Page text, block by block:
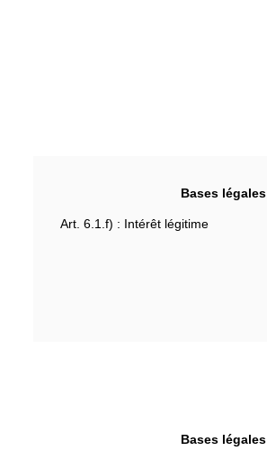
Bases légales
Art. 6.1.f) : Intérêt légitime
Bases légales